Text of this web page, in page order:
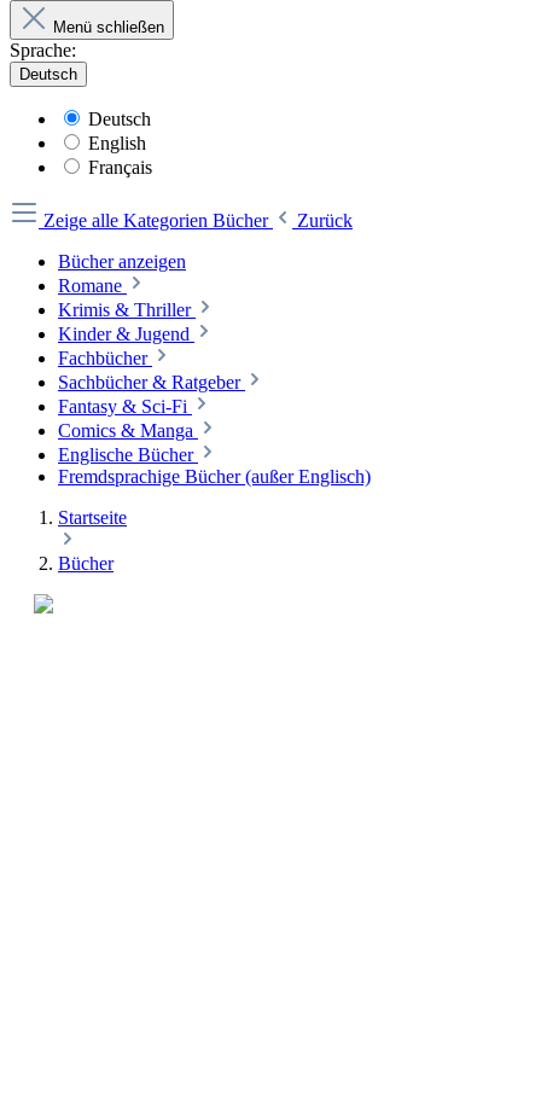
Menü schließen
Sprache:
Deutsch
Deutsch
English
Français
Zeige alle Kategorien Bücher
Zurück
Bücher anzeigen
Romane
Krimis & Thriller
Kinder & Jugend
Fachbücher
Sachbücher & Ratgeber
Fantasy & Sci-Fi
Comics & Manga
Englische Bücher
Fremdsprachige Bücher (außer Englisch)
Startseite
Bücher